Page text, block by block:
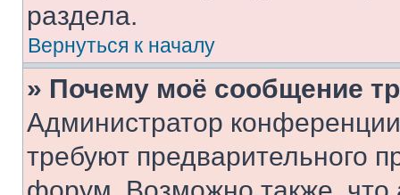
раздела.
Вернуться к началу
» Почему моё сообщение
Администратор
требуют предварительного